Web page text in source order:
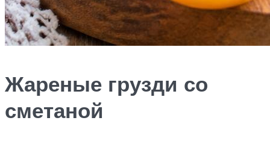
Жареные грузди со
сметаной